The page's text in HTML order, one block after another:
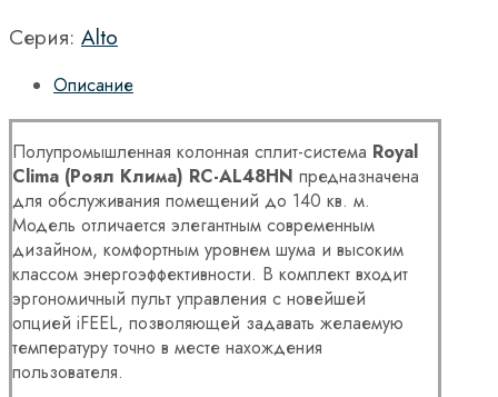
Серия: Alto
Описание
Полупромышленная колонная сплит-система Royal
Clima (Роял Клима) RC-AL48HN предназначена
для обслуживания помещений до 140 кв. м.
Модель отличается элегантным современным
дизайном, комфортным уровнем шума и высоким
классом энергоэффективности. В комплект входит
эргономичный пульт управления с новейшей
опцией iFEEL, позволяющей задавать желаемую
температуру точно в месте нахождения
пользователя.